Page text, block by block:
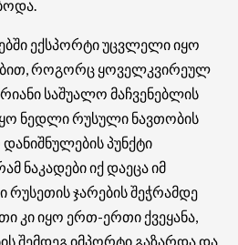
ექსპორტი უცვლელი იყო
როგორც ყოველკვირეულ
საშუალო მაჩვენებლის
ნედლი რუსული ნავთობის
პუნქტი
ნაკადები იქ დაეცა იმ
რუსეთის ჯარების შეჭრამდე
კი იყო ერთ-ერთი ქვეყანა,
შემდეგ იმპორტი გაზარდა და